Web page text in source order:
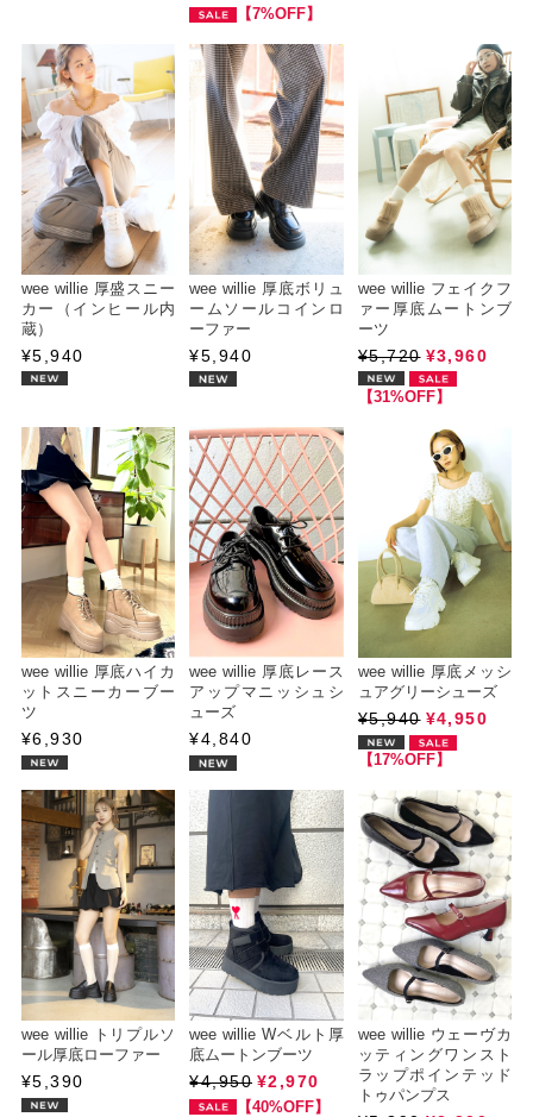
【7%OFF】
wee willie 厚盛スニー
カー（インヒール内
蔵）
¥5,940
wee willie 厚底ボリュ
ームソールコインロ
ーファー
¥5,940
wee willie フェイクフ
ァー厚底ムートンブ
ーツ
¥5,720 ¥3,960
【31%OFF】
wee willie 厚底ハイカ
ットスニーカーブー
ツ
¥6,930
wee willie 厚底レース
アップマニッシュシ
ューズ
¥4,840
wee willie 厚底メッシ
ュアグリーシューズ
¥5,940 ¥4,950
【17%OFF】
wee willie トリプルソ
ール厚底ローファー
¥5,390
wee willie Wベルト厚
底ムートンブーツ
¥4,950 ¥2,970
【40%OFF】
wee willie ウェーヴカ
ッティングワンスト
ラップポインテッド
トゥパンプス